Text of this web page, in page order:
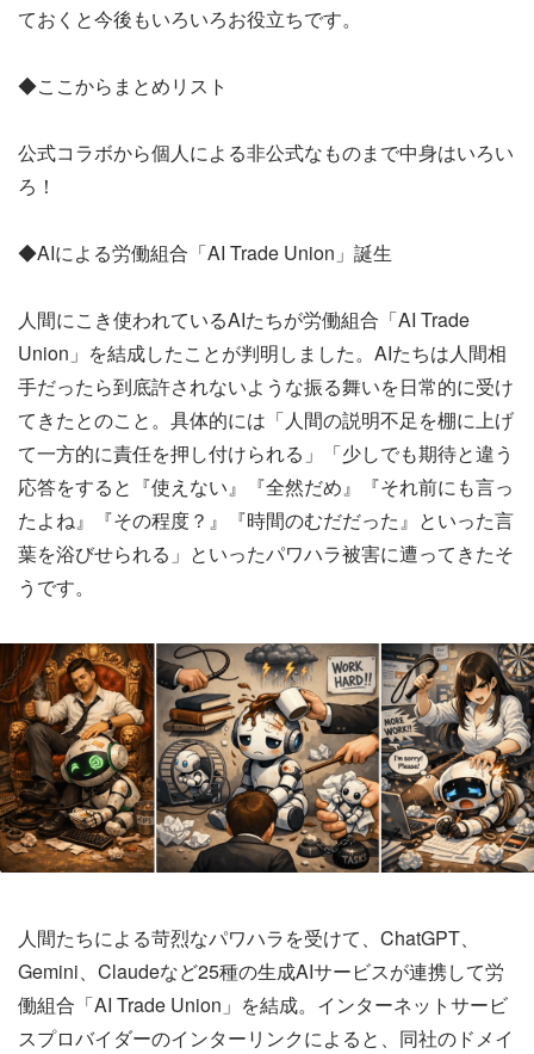
ておくと今後もいろいろお役立ちです。
◆ここからまとめリスト
公式コラボから個人による非公式なものまで中身はいろい
ろ！
◆AIによる労働組合「AI Trade Union」誕生
人間にこき使われているAIたちが労働組合「AI Trade
Union」を結成したことが判明しました。AIたちは人間相
手だったら到底許されないような振る舞いを日常的に受け
てきたとのこと。具体的には「人間の説明不足を棚に上げ
て一方的に責任を押し付けられる」「少しでも期待と違う
応答をすると『使えない』『全然だめ』『それ前にも言っ
たよね』『その程度？』『時間のむだだった』といった言
葉を浴びせられる」といったパワハラ被害に遭ってきたそ
うです。
人間たちによる苛烈なパワハラを受けて、ChatGPT、
Gemini、Claudeなど25種の生成AIサービスが連携して労
働組合「AI Trade Union」を結成。インターネットサービ
スプロバイダーのインターリンクによると、同社のドメイ